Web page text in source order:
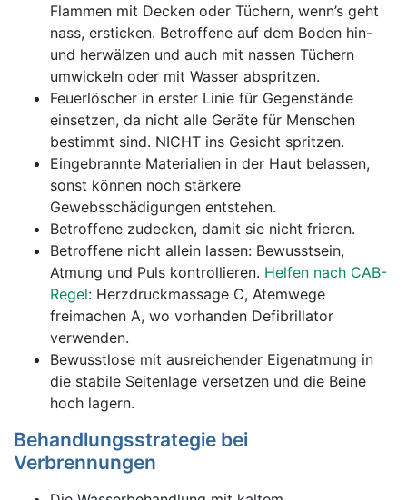
Flammen mit Decken oder Tüchern, wenn’s geht
nass, ersticken. Betroffene auf dem Boden hin-
und herwälzen und auch mit nassen Tüchern
umwickeln oder mit Wasser abspritzen.
Feuerlöscher in erster Linie für Gegenstände
einsetzen, da nicht alle Geräte für Menschen
bestimmt sind. NICHT ins Gesicht spritzen.
Eingebrannte Materialien in der Haut belassen,
sonst können noch stärkere
Gewebsschädigungen entstehen.
Betroffene zudecken, damit sie nicht frieren.
Betroffene nicht allein lassen: Bewusstsein,
Atmung und Puls kontrollieren. Helfen nach CAB-
Regel: Herzdruckmassage C, Atemwege
freimachen A, wo vorhanden Defibrillator
verwenden.
Bewusstlose mit ausreichender Eigenatmung in
die stabile Seitenlage versetzen und die Beine
hoch lagern.
Behandlungsstrategie bei
Verbrennungen